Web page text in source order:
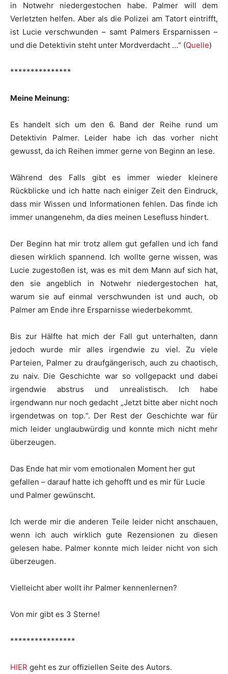
in Notwehr niedergestochen habe. Palmer will dem
Verletzten helfen. Aber als die Polizei am Tatort eintrifft,
ist Lucie verschwunden – samt Palmers Ersparnissen –
und die Detektivin steht unter Mordverdacht …“ (Quelle)
***************
Meine Meinung:
Es handelt sich um den 6. Band der Reihe rund um
Detektivin Palmer. Leider habe ich das vorher nicht
gewusst, da ich Reihen immer gerne von Beginn an lese.
Während des Falls gibt es immer wieder kleinere
Rückblicke und ich hatte nach einiger Zeit den Eindruck,
dass mir Wissen und Informationen fehlen. Das finde ich
immer unangenehm, da dies meinen Lesefluss hindert.
Der Beginn hat mir trotz allem gut gefallen und ich fand
diesen wirklich spannend. Ich wollte gerne wissen, was
Lucie zugestoßen ist, was es mit dem Mann auf sich hat,
den sie angeblich in Notwehr niedergestochen hat,
warum sie auf einmal verschwunden ist und auch, ob
Palmer am Ende ihre Ersparnisse wiederbekommt.
Bis zur Hälfte hat mich der Fall gut unterhalten, dann
jedoch wurde mir alles irgendwie zu viel. Zu viele
Parteien, Palmer zu draufgängerisch, auch zu chaotisch,
zu naiv. Die Geschichte war so vollgepackt und dabei
irgendwie abstrus und unrealistisch. Ich habe
irgendwann nur noch gedacht „Jetzt bitte aber nicht noch
irgendetwas on top.“. Der Rest der Geschichte war für
mich leider unglaubwürdig und konnte mich nicht mehr
überzeugen.
Das Ende hat mir vom emotionalen Moment her gut
gefallen – darauf hatte ich gehofft und es mir für Lucie
und Palmer gewünscht.
Ich werde mir die anderen Teile leider nicht anschauen,
wenn ich auch wirklich gute Rezensionen zu diesen
gelesen habe. Palmer konnte mich leider nicht von sich
überzeugen.
Vielleicht aber wollt ihr Palmer kennenlernen?
Von mir gibt es 3 Sterne!
****************
HIER geht es zur offiziellen Seite des Autors.